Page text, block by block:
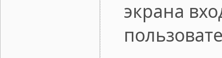
экрана